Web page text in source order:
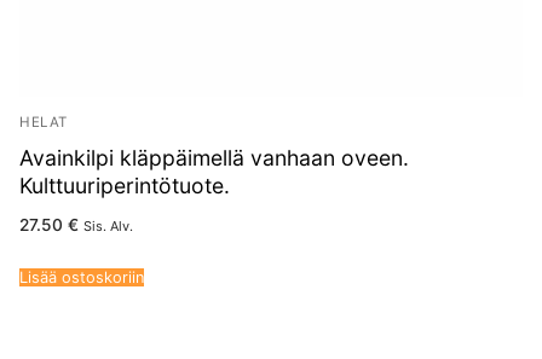
HELAT
Avainkilpi kläppäimellä vanhaan oveen.
Kulttuuriperintötuote.
27.50 € Sis. Alv.
Lisää ostoskoriin